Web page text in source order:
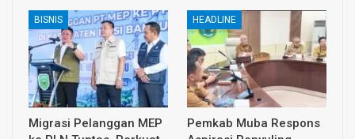
BISNIS
Migrasi Pelanggan MEP
HEADLINE
Pemkab Muba Respons